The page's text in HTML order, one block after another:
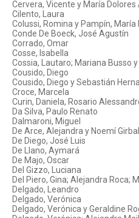
Cervera, Vicente y María
Cilento, Laura
Colussi, Romina y Pampín, María
Conde De Boeck, José Agustín
Corrado, Omar
Cosse, Isabella
Cossia, Lautaro; Mariana Busso
Cousido, Diego
Cousido, Diego y Sebastián
Croce, Marcela
Curin, Daniela, Rosario
Da Silva, Paulo Renato
Dalmaroni, Miguel
De Arce, Alejandra y Noemí
De Diego, José Luis
De Llano, Aymará
De Majo, Oscar
Del Gizzo, Luciana
Del Piero, Gina; Alejandra Roca;
Delgado, Leandro
Delgado, Verónica
Delgado, Verónica y Geraldine